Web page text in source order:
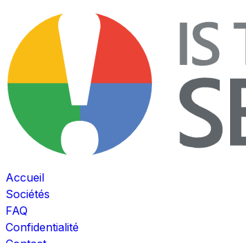
Accueil
Sociétés
FAQ
Confidentialité